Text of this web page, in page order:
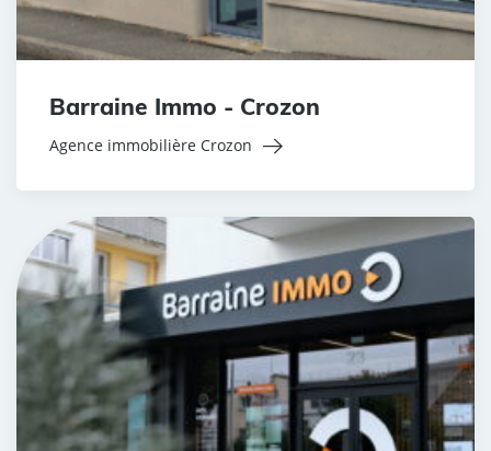
Barraine Immo - Crozon
Agence immobilière Crozon